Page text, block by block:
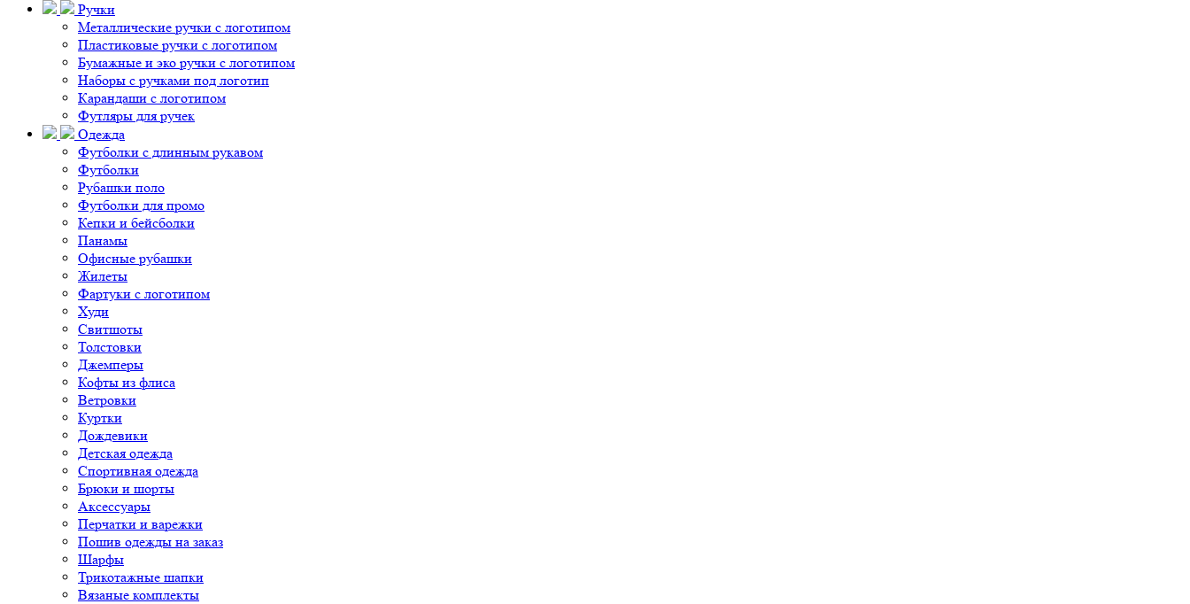
Ручки
Металлические ручки с логотипом
Пластиковые ручки с логотипом
Бумажные и эко ручки с логотипом
Наборы с ручками под логотип
Карандаши с логотипом
Футляры для ручек
Одежда
Футболки с длинным рукавом
Футболки
Рубашки поло
Футболки для промо
Кепки и бейсболки
Панамы
Офисные рубашки
Жилеты
Фартуки с логотипом
Худи
Свитшоты
Толстовки
Джемперы
Кофты из флиса
Ветровки
Куртки
Дождевики
Детская одежда
Спортивная одежда
Брюки и шорты
Аксессуары
Перчатки и варежки
Пошив одежды на заказ
Шарфы
Трикотажные шапки
Вязаные комплекты